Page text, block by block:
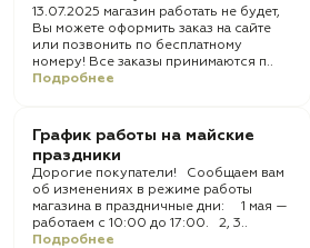
13.07.2025 магазин работать не будет,
Вы можете оформить заказ на сайте
или позвонить по бесплатному
номеру! Все заказы принимаются п..
Подробнее
График работы на майские
праздники
Дорогие покупатели! Сообщаем вам
об изменениях в режиме работы
магазина в праздничные дни: 1 мая —
работаем с 10:00 до 17:00. 2, 3..
Подробнее